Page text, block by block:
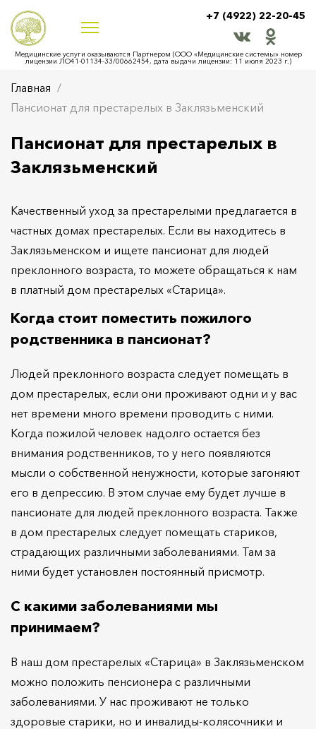
+7 (4922) 22-20-45
Медицинские услуги оказываются Партнером (ООО «Медицинские системы» номер
лицензии ЛО41-01134-33/00662454, дата выдачи лицензии: 11 июля 2023 г.)
Главная
Пансионат для престарелых в Заклязьменский
Пансионат для престарелых в
Заклязьменский
Качественный уход за престарелыми предлагается в
частных домах престарелых. Если вы находитесь в
Заклязьменском и ищете пансионат для людей
преклонного возраста, то можете обращаться к нам
в платный дом престарелых «Старица».
Когда стоит поместить пожилого
родственника в пансионат?
Людей преклонного возраста следует помещать в
дом престарелых, если они проживают одни и у вас
нет времени много времени проводить с ними.
Когда пожилой человек надолго остается без
внимания родственников, то у него появляются
мысли о собственной ненужности, которые загоняют
его в депрессию. В этом случае ему будет лучше в
пансионате для людей преклонного возраста. Также
в дом престарелых следует помещать стариков,
страдающих различными заболеваниями. Там за
ними будет установлен постоянный присмотр.
С какими заболеваниями мы
принимаем?
В наш дом престарелых «Старица» в Заклязьменском
можно положить пенсионера с различными
заболеваниями. У нас проживают не только
здоровые старики, но и инвалиды-колясочники и